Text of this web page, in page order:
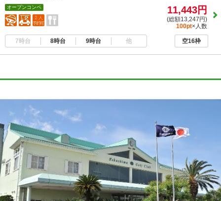
オープンコンペ 11,443円
(総額13,247円)
100pt×人数
7時台 8時台 9時台 他 空16枠